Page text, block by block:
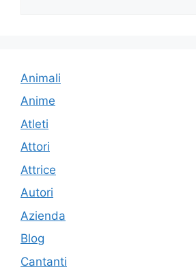
Animali
Anime
Atleti
Attori
Attrice
Autori
Azienda
Blog
Cantanti